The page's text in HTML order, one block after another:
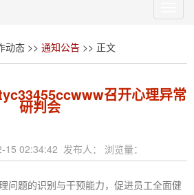
动态 >> 通知公告 >> 正文
召开心理异常
研判会
15 02:34:42 发布人： 浏览量：
问题的识别与干预能力，促进员工全面健